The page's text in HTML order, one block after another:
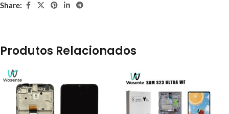
Share:
Produtos Relacionados